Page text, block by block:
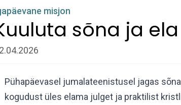
misjon
sõna ja
Pühapäevasel jumalateenistusel jagas
kogudust üles elama julget ja praktilist